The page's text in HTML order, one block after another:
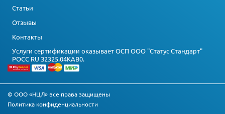
Статьи
Отзывы
Контакты
Услуги сертификации оказывает ОСП ООО "Статус Стандарт"
РОСС RU З2325.04КАВ0.
© ООО «НЦЛ» все права защищены
Политика конфиденциальности